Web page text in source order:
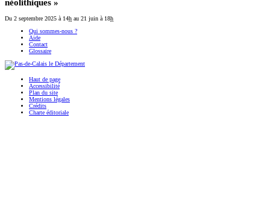
néolithiques »
Du 2 septembre 2025 à 14h au 21 juin à 18h
Qui sommes-nous ?
Aide
Contact
Glossaire
Haut de page
Accessibilité
Plan du site
Mentions légales
Crédits
Charte éditoriale